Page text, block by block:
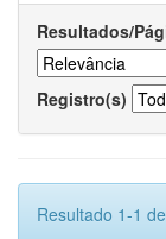
Resultados/
Registro(s)
Resultado 1-1